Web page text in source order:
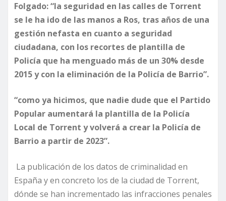
Folgado: “la seguridad en las calles de Torrent
se le ha ido de las manos a Ros, tras años de una
gestión nefasta en cuanto a seguridad
ciudadana, con los recortes de plantilla de
Policía que ha menguado más de un 30% desde
2015 y con la eliminación de la Policía de Barrio”.
“como ya hicimos, que nadie dude que el Partido
Popular aumentará la plantilla de la Policía
Local de Torrent y volverá a crear la Policía de
Barrio a partir de 2023”.
La publicación de los datos de criminalidad en
España y en concreto los de la ciudad de Torrent,
dónde se han incrementado las infracciones penales